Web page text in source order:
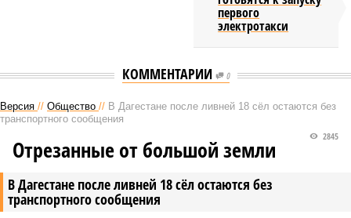
первого
электротакси
КОММЕНТАРИИ 0
Версия // Общество // В Дагестане после ливней 18 сёл остаются без
транспортного сообщения
В Дагестане после ливней 18 сёл остаются без
транспортного сообщения
2845
Отрезанные от большой земли